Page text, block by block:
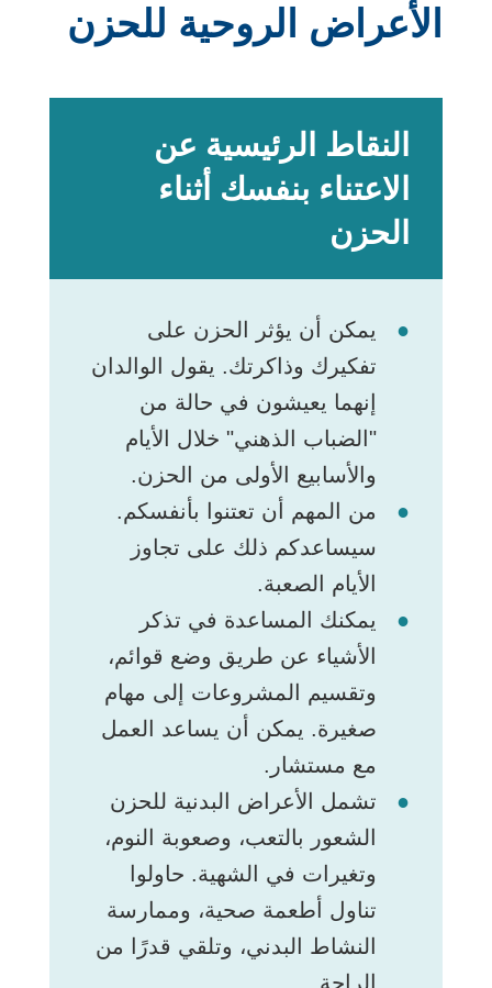
الأعراض الروحية للحزن
النقاط الرئيسية عن
الاعتناء بنفسك أثناء
الحزن
يمكن أن يؤثر الحزن على
تفكيرك وذاكرتك. يقول الوالدان
إنهما يعيشون في حالة من
"الضباب الذهني" خلال الأيام
والأسابيع الأولى من الحزن.
من المهم أن تعتنوا بأنفسكم.
سيساعدكم ذلك على تجاوز
الأيام الصعبة.
يمكنك المساعدة في تذكر
الأشياء عن طريق وضع قوائم،
وتقسيم المشروعات إلى مهام
صغيرة. يمكن أن يساعد العمل
مع مستشار.
تشمل الأعراض البدنية للحزن
الشعور بالتعب، وصعوبة النوم،
وتغيرات في الشهية. حاولوا
تناول أطعمة صحية، وممارسة
النشاط البدني، وتلقي قدرًا من
الراحة.